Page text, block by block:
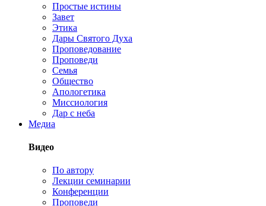
Простые истины
Завет
Этика
Дары Святого Духа
Проповедование
Проповеди
Семья
Общество
Апологетика
Миссиология
Дар с неба
Медиа
Видео
По автору
Лекции семинарии
Конференции
Проповеди